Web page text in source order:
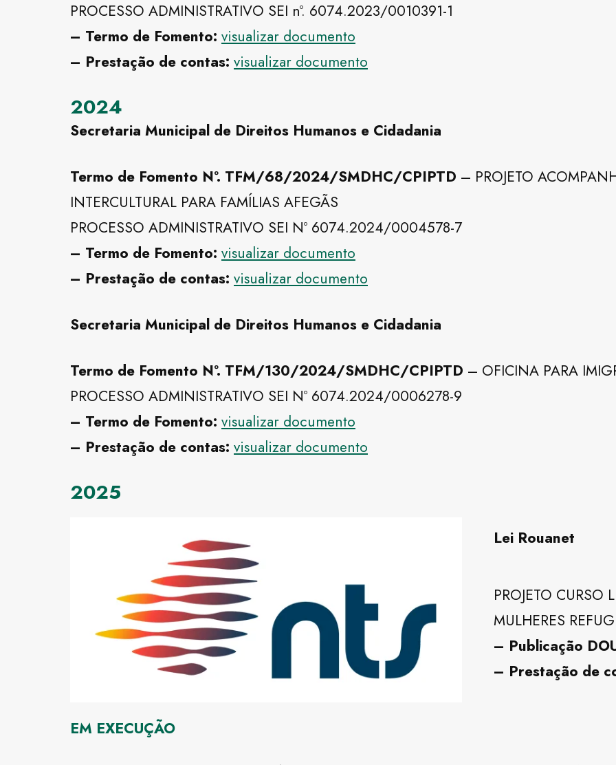
PROCESSO ADMINISTRATIVO SEI nº. 6074.2023/0010391-1
– Termo de Fomento: visualizar documento
– Prestação de contas: visualizar documento
2024
Secretaria Municipal de Direitos Humanos e Cidadania
Termo de Fomento Nº. TFM/68/2024/SMDHC/CPIPTD – PROJETO
INTERCULTURAL PARA FAMÍLIAS AFEGÃS
PROCESSO ADMINISTRATIVO SEI Nº 6074.2024/0004578-7
– Termo de Fomento: visualizar documento
– Prestação de contas: visualizar documento
Secretaria Municipal de Direitos Humanos e Cidadania
Termo de Fomento Nº. TFM/130/2024/SMDHC/CPIPTD – OFICINA PARA
PROCESSO ADMINISTRATIVO SEI Nº 6074.2024/0006278-9
– Termo de Fomento: visualizar documento
– Prestação de contas: visualizar documento
2025
Lei Rouanet
PROJETO CURSO
MULHERES
– Publicação
– Prestação de
EM EXECUÇÃO